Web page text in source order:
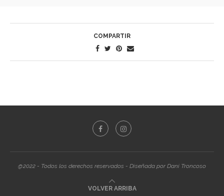
COMPARTIR
@2022 - Todos los derechos reservados - Diseñada por Dani Troncoso
VOLVER ARRIBA